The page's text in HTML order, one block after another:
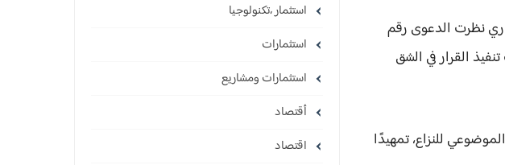
نظرت الدعوى رقم
القرار في الشق
للنزاع، تمهيدًا
استثمار ،تكنولوجيا
استثمارات
استثمارات ومشاريع
أقتصاد
اقتصاد